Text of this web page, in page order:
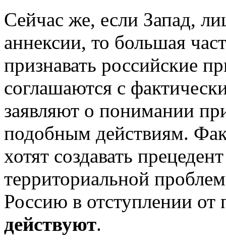
Сейчас же, если Запад,
аннексии, то большая
признавать российские
соглашаются с
заявляют о понимании
подобным действиям.
хотят создавать
территориальной
Россию в отступлении
действуют.